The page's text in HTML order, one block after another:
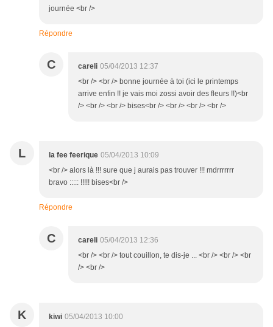
journée <br />
Répondre
C careli 05/04/2013 12:37
<br /> <br /> bonne journée à toi (ici le printemps
arrive enfin !! je vais moi zossi avoir des fleurs !!)<br
/> <br /> <br /> bises<br /> <br /> <br /> <br />
L la fee feerique 05/04/2013 10:09
<br /> alors là !!! sure que j aurais pas trouver !!! mdrrrrrrr
bravo ::::: !!!!! bises<br />
Répondre
C careli 05/04/2013 12:36
<br /> <br /> tout couillon, te dis-je ... <br /> <br /> <br
/> <br />
K kiwi 05/04/2013 10:00